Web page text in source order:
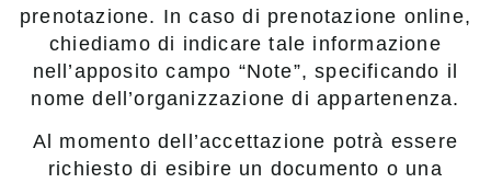
prenotazione. In caso di prenotazione online,
chiediamo di indicare tale informazione
nell’apposito campo “Note”, specificando il
nome dell’organizzazione di appartenenza.
Al momento dell’accettazione potrà essere
richiesto di esibire un documento o una